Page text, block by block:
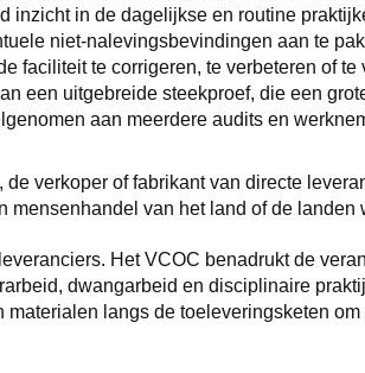
inzicht in de dagelijkse en routine
niet-nalevingsbevindingen aan te
faciliteit te corrigeren, te verbeteren of te
een uitgebreide steekproef, die een
aan meerdere audits en
verkoper of fabrikant van directe
van het land of de landen
Het VCOC benadrukt de
dwangarbeid en disciplinaire
langs de toeleveringsketen